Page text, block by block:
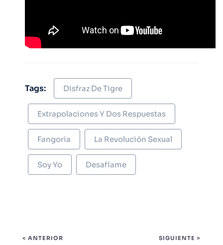
Tags: Disfraz De Tigre
Extrapolaciones Y Dos Respuestas
Fangoria La Revolución Sexual
Soy Yo Desafíame
< ANTERIOR SIGUIENTE >